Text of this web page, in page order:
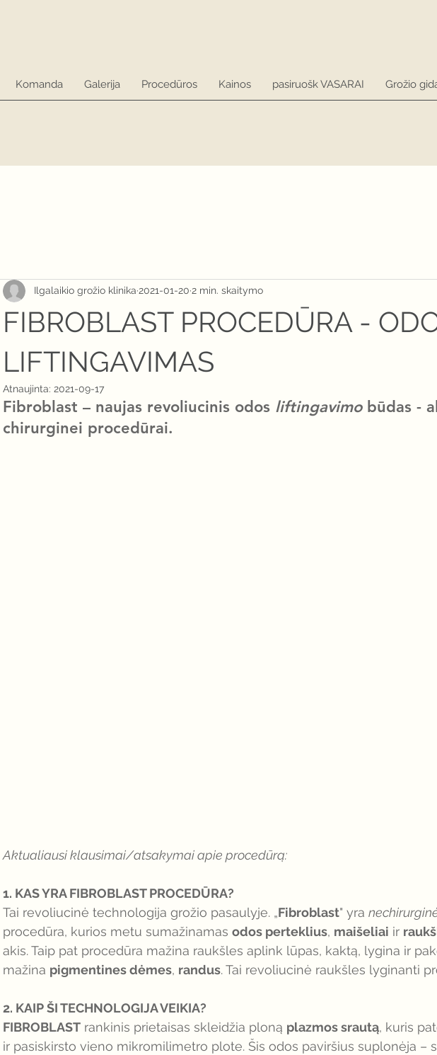
Komanda Galerija Procedūros Kainos pasiruošk VASARAI Grožio
FIBROBLAST PROCEDŪRA -
LIFTINGAVIMAS
Ilgalaikio grožio klinika 2021-01-20 2 min. skaitymo
Atnaujinta: 2021-09-17
Fibroblast – naujas revoliucinis odos liftingavimo būdas -
chirurginei procedūrai​​.
Aktualiausi klausimai/atsakymai apie procedūrą:
1. KAS YRA FIBROBLAST PROCEDŪRA?
Tai revoliucinė technologija grožio pasaulyje. „Fibroblast" yra
procedūra, kurios metu sumažinamas odos perteklius, maišeliai ir
akis. Taip pat procedūra mažina raukšles aplink lūpas, kaktą, lygina ir
mažina pigmentines dėmes, randus. Tai revoliucinė raukšles lyginanti
2. KAIP ŠI TECHNOLOGIJA VEIKIA?
FIBROBLAST rankinis prietaisas skleidžia ploną plazmos srautą, kuris
ir pasiskirsto vieno mikromilimetro plote. Šis odos paviršius suplonėja –